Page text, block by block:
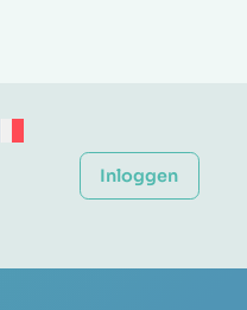
Inloggen